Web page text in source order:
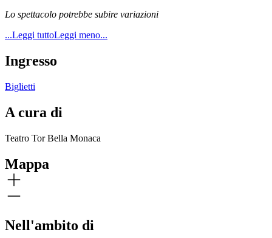
Lo spettacolo potrebbe subire variazioni
...Leggi tuttoLeggi meno...
Ingresso
Biglietti
A cura di
Teatro Tor Bella Monaca
Mappa
Nell'ambito di